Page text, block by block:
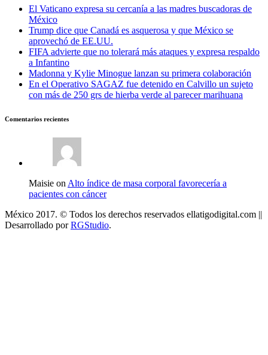
El Vaticano expresa su cercanía a las madres buscadoras de
México
Trump dice que Canadá es asquerosa y que México se
aprovechó de EE.UU.
FIFA advierte que no tolerará más ataques y expresa respaldo
a Infantino
Madonna y Kylie Minogue lanzan su primera colaboración
En el Operativo SAGAZ fue detenido en Calvillo un sujeto
con más de 250 grs de hierba verde al parecer marihuana
Comentarios recientes
Maisie on Alto índice de masa corporal favorecería a
pacientes con cáncer
México 2017. © Todos los derechos reservados ellatigodigital.com ||
Desarrollado porRGStudio